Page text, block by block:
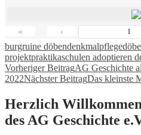
« ‹
burgruine döbendenkmalpflege
projektpraktikaschulen adoptieren
Beitragsnavigation
Vorheriger BeitragAG Geschichte
2022Nächster BeitragDas kleinste
Herzlich
des AG Geschichte